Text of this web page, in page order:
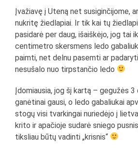
Įvažiavę į Uteną net susiginčijome,
nukritę žiedlapiai. Ir tik kai tų
pasidarė per daug, išaiškėjo, jog tai
centimetro skersmens ledo
paimti, net delnu pasemti ar
nesušalo nuo tirpstančio ledo
Įdomiausia, jog šį kartą – gegužės 3
ganėtinai gausi, o ledo gabaliukai
stogų visi tvarkingai nuriedėjo į
krito ir apačioje sudarė sniego
tiksliau būtų vadinti „krisnis“